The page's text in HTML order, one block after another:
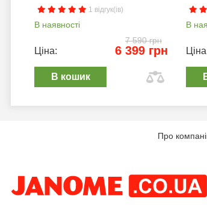
1 відгук(ів)
В наявності
7 590 грн
Ціна: 6 399 грн
В кошик
В
Про